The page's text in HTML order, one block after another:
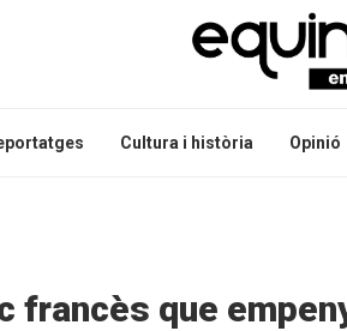
Cultura i història Opinió
francès que